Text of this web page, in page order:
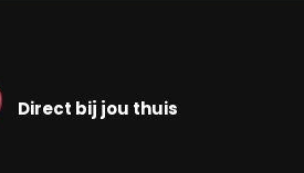
Direct bij jou thuis